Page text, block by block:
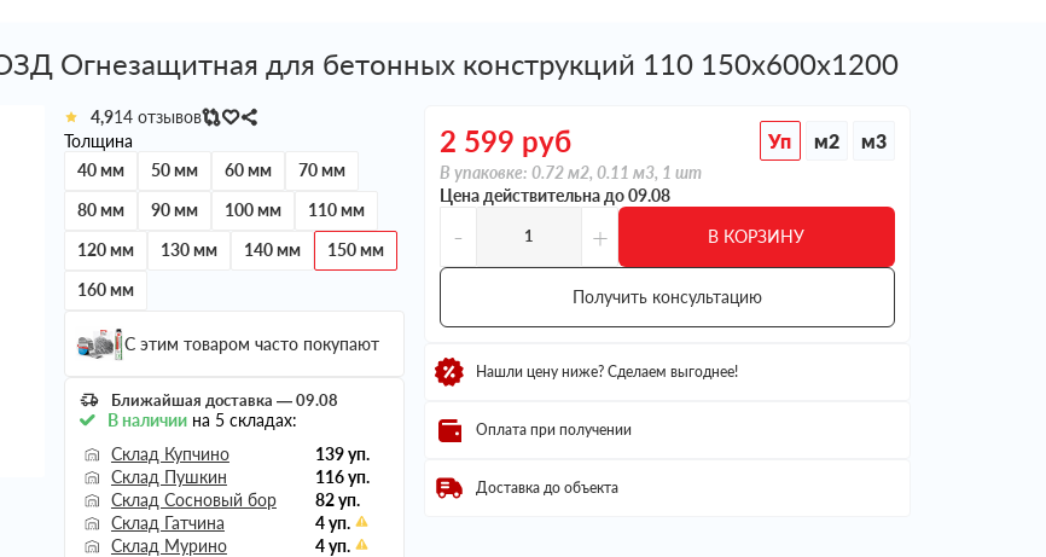
Огнезащитная для бетонных конструкций 110 150х600х1200
4,9
14 отзывов
Толщина
40 мм
50 мм 60 мм
70 мм
80 мм
90 мм 100 мм
110 мм
120 мм
130 мм 140 мм
150 мм
160 мм
С этим товаром часто покупают
Ближайшая доставка — 09.08
В наличиина 5 складах:
Склад Купчино
139 уп.
Склад Пушкин
116 уп.
Склад Сосновый бор
82 уп.
Склад Гатчина
4 уп.
Склад Мурино
4 уп.
2 599 руб Уп м2 м3
В упаковке: 0.72 м2, 0.11 м3, 1 шт
Цена действительна до 09.08
- + В КОРЗИНУ
Получить консультацию
Нашли цену ниже? Сделаем выгоднее!
Оплата при получении
Доставка до объекта